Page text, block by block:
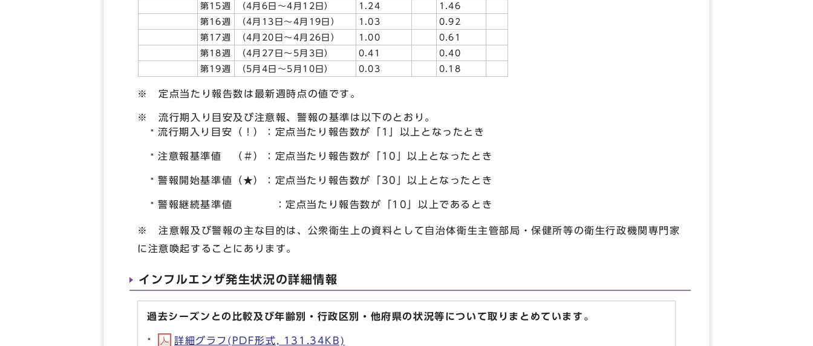
第15週
（4月6日～4月12日） 1.24
1.46
第16週
（4月13日～4月19日） 1.03
0.92
第17週
（4月20日～4月26日） 1.00
0.61
第18週
（4月27日～5月3日） 0.41
0.40
第19週
（5月4日～5月10日） 0.03 0.18
※ 定点当たり報告数は最新週時点の値です。
※ 流行期入り目安及び注意報、警報の基準は以下のとおり。
流行期入り目安（！）：定点当たり報告数が「1」以上となったとき
注意報基準値 （＃）：定点当たり報告数が「10」以上となったとき
警報開始基準値（★）：定点当たり報告数が「30」以上となったとき
警報継続基準値 ：定点当たり報告数が「10」以上であるとき
※ 注意報及び警報の主な目的は、公衆衛生上の資料として自治体衛生主管部局・保健所等の衛生行政機関専門家
に注意喚起することにあります。
インフルエンザ発生状況の詳細情報
過去シーズンとの比較及び年齢別・行政区別・他府県の状況等について取りまとめています。
詳細グラフ(PDF形式, 131.34KB)